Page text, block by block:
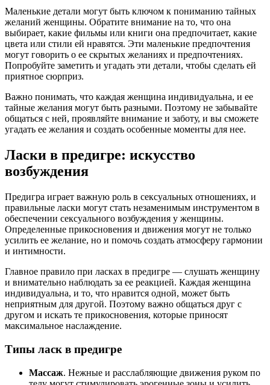
Маленькие детали могут быть ключом к пониманию тайных
желаний женщины. Обратите внимание на то, что она
выбирает, какие фильмы или книги она предпочитает, какие
цвета или стили ей нравятся. Эти маленькие предпочтения
могут говорить о ее скрытых желаниях и предпочтениях.
Попробуйте заметить и угадать эти детали, чтобы сделать ей
приятное сюрприз.
Важно понимать, что каждая женщина индивидуальна, и ее
тайные желания могут быть разными. Поэтому не забывайте
общаться с ней, проявляйте внимание и заботу, и вы сможете
угадать ее желания и создать особенные моменты для нее.
Ласки в предигре: искусство
возбуждения
Предигра играет важную роль в сексуальных отношениях, и
правильные ласки могут стать незаменимым инструментом в
обеспечении сексуального возбуждения у женщины.
Определенные прикосновения и движения могут не только
усилить ее желание, но и помочь создать атмосферу гармонии
и интимности.
Главное правило при ласках в предигре — слушать женщину
и внимательно наблюдать за ее реакцией. Каждая женщина
индивидуальна, и то, что нравится одной, может быть
неприятным для другой. Поэтому важно общаться друг с
другом и искать те прикосновения, которые приносят
максимальное наслаждение.
Типы ласк в предигре
Массаж. Нежные и расслабляющие движения руком по